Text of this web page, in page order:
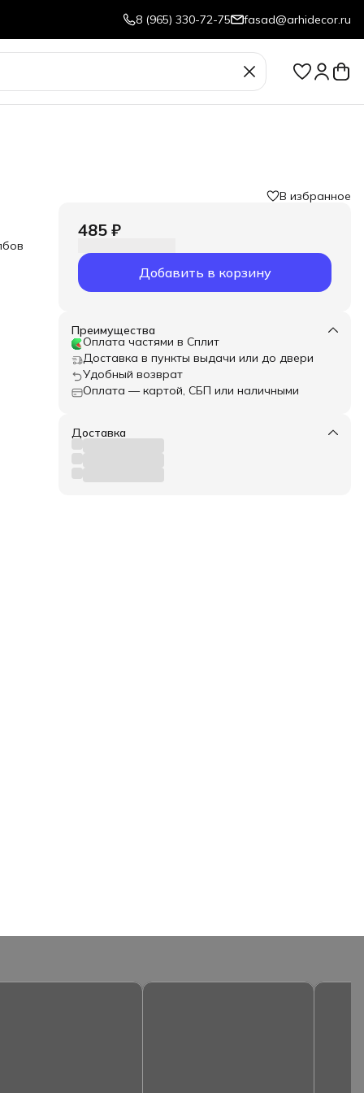
8 (965) 330-72-75 fasad@arhidecor.ru
В избранное
485 ₽
Добавить в корзину
Преимущества
Оплата частями в Сплит
Доставка в пункты выдачи или до двери
Удобный возврат
Оплата — картой, СБП или наличными
Доставка